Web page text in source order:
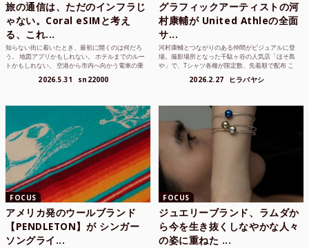
旅の通信は、ただのインフラじ
ゃない。Coral eSIMと考え
る、これ...
知らない街に着いたとき、最初に開くのは何だろ
う。 地図アプリかもしれない。 ホテルまでのルー
トかもしれない。 空港から市内へ向かう電車の乗
2026.5.31 sn22000
グラフィックアーティストの河
村康輔が United Athleの全面
サ...
河村康輔とつながりのある仲間がビジュアルに登
場。撮影場所となった千駄ヶ谷の人気店「ほそ島
や」で、Tシャツ各種が限定数、先着順で配布 こ
2026.2.27 ヒラバヤシ
FOCUS
アメリカ発のウールブランド
【PENDLETON】が シンガー
ソングライ...
FOCUS
ジュエリーブランド、ラムダか
ら今を生き抜くしなやかな人々
の姿に重ねた ...